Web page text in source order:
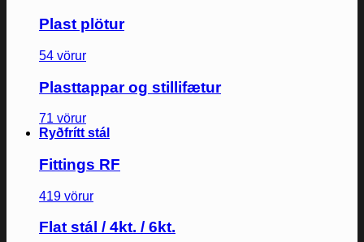
Plast plötur
54 vörur
Plasttappar og stillifætur
71 vörur
Ryðfrítt stál
Fittings RF
419 vörur
Flat stál / 4kt. / 6kt.